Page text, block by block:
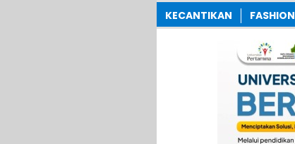
KECANTIKAN FASHION